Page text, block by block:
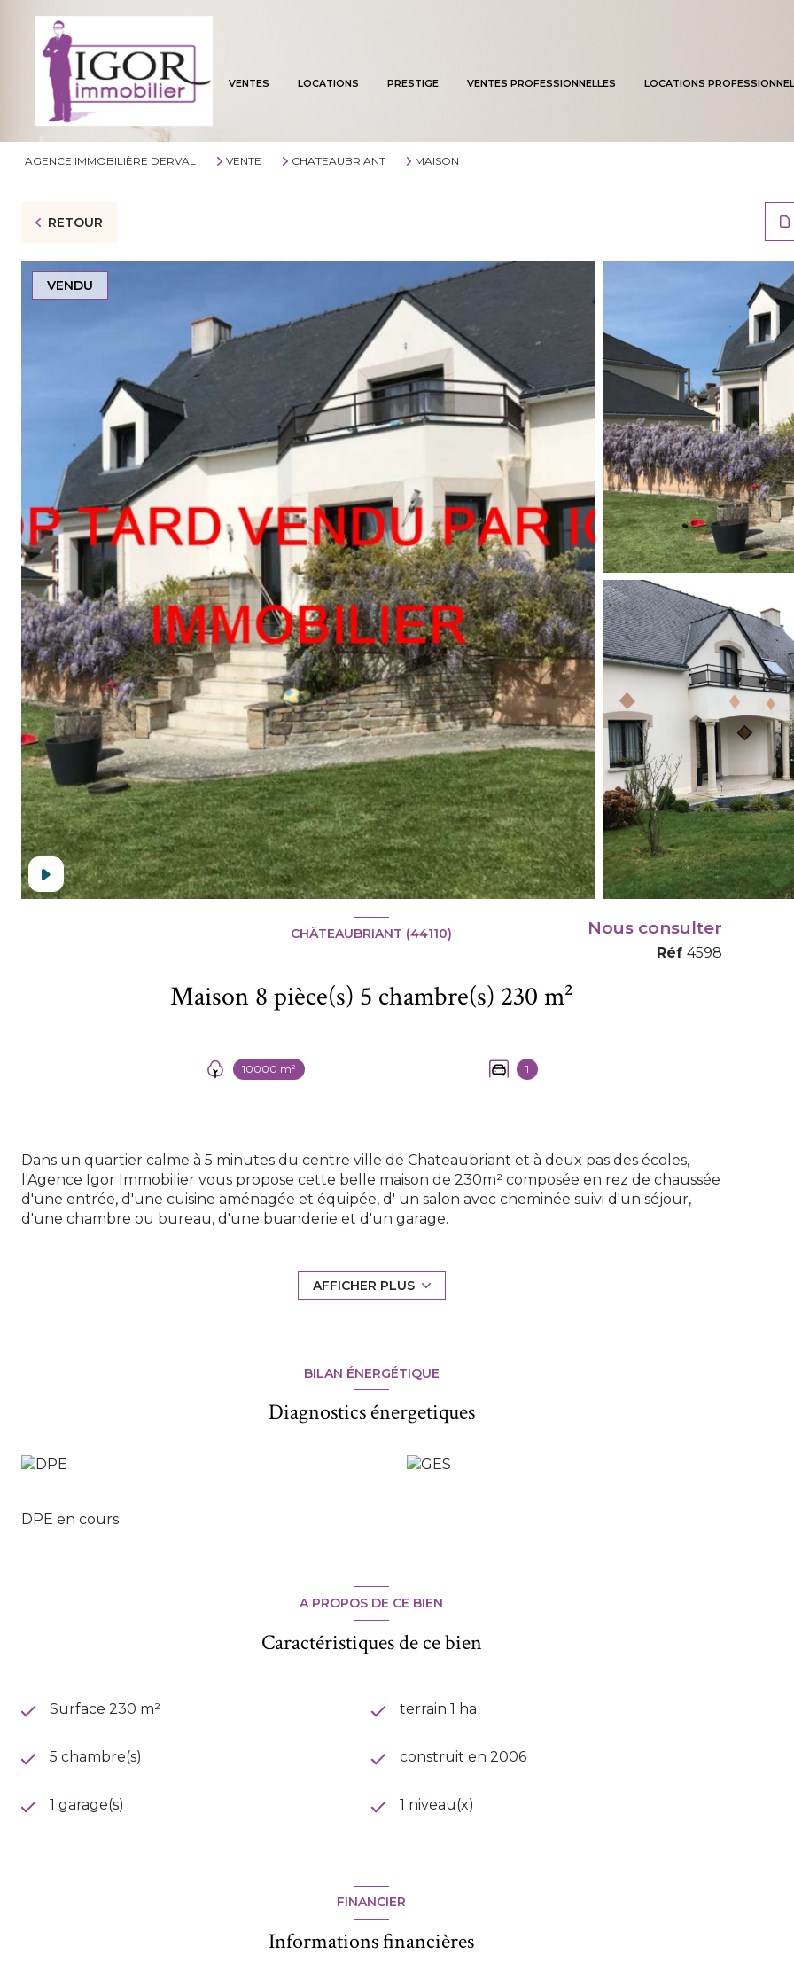
VENTES LOCATIONS PRESTIGE VENTES PROFESSIONNELLES LOCATIONS
AGENCE IMMOBILIÈRE DERVAL VENTE CHATEAUBRIANT MAISON
RETOUR
VENDU
CHÂTEAUBRIANT (44110)
Maison 8 pièce(s) 5 chambre(s) 230 m²
10000 m² 1
Nous consulter
Réf 4598
Dans un quartier calme à 5 minutes du centre ville de Chateaubriant et à deux pas des écoles,
l'Agence Igor Immobilier vous propose cette belle maison de 230m² composée en rez de chaussée
d'une entrée, d'une cuisine aménagée et équipée, d' un salon avec cheminée suivi d'un séjour,
d'une chambre ou bureau, d'une buanderie et d'un garage.
Chauffage économique par aérothermie. A l'extérieur: une grande terrasse carrelée, le tout sur un
AFFICHER PLUS
BILAN ÉNERGÉTIQUE
Diagnostics énergetiques
DPE en cours
A PROPOS DE CE BIEN
Caractéristiques de ce bien
Surface 230 m² terrain 1 ha
5 chambre(s) construit en 2006
1 garage(s) 1 niveau(x)
FINANCIER
Informations financières